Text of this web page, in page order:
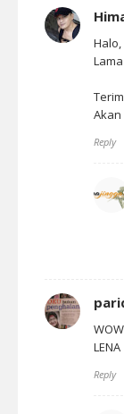
Halo,
Reply
LENA
Reply